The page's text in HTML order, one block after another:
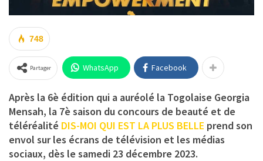
748
Partager WhatsApp Facebook
Après la 6è édition qui a auréolé la Togolaise Georgia
Mensah, la 7è saison du concours de beauté et de
téléréalité DIS-MOI QUI EST LA PLUS BELLE prend son
envol sur les écrans de télévision et les médias
sociaux, dès le samedi 23 décembre 2023.